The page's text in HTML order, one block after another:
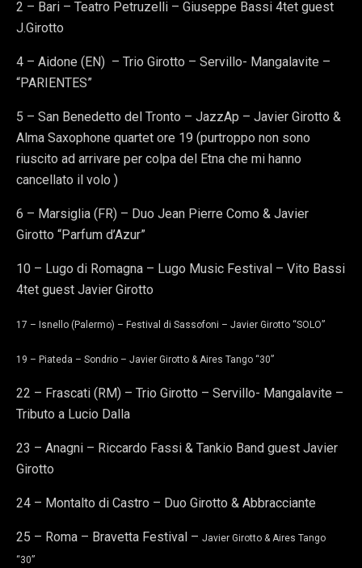
2 – Bari – Teatro Petruzelli – Giuseppe Bassi 4tet guest
J.Girotto
4 – Aidone (EN) – Trio Girotto – Servillo- Mangalavite –
“PARIENTES”
5 – San Benedetto del Tronto – JazzAp – Javier Girotto &
Alma Saxophone quartet ore 19 (purtroppo non sono
riuscito ad arrivare per colpa del Etna che mi hanno
cancellato il volo )
6 – Marsiglia (FR) – Duo Jean Pierre Como & Javier
Girotto “Parfum d’Azur”
10 – Lugo di Romagna – Lugo Music Festival – Vito Bassi
4tet guest Javier Girotto
17 – Isnello (Palermo) – Festival di Sassofoni – Javier Girotto “SOLO”
19 – Piateda – Sondrio – Javier Girotto & Aires Tango “30”
22 – Frascati (RM) – Trio Girotto – Servillo- Mangalavite –
Tributo a Lucio Dalla
23 – Anagni – Riccardo Fassi & Tankio Band guest Javier
Girotto
24 – Montalto di Castro – Duo Girotto & Abbracciante
25 – Roma – Bravetta Festival – Javier Girotto & Aires Tango
“30”